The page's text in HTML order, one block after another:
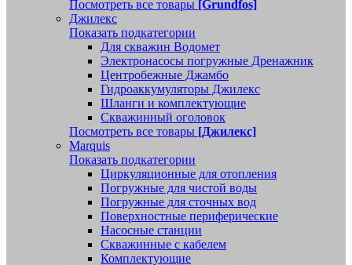
Посмотреть все товары [Grundfos]
Джилекс
Показать подкатегории
Для скважин Водомет
Электронасосы погружные Дренажник
Центробежные Джамбо
Гидроаккумуляторы Джилекс
Шланги и комплектующие
Скважинный оголовок
Посмотреть все товары [Джилекс]
Marquis
Показать подкатегории
Циркуляционные для отопления
Погружные для чистой воды
Погружные для сточных вод
Поверхностные периферические
Насосные станции
Скважинные с кабелем
Комплектующие